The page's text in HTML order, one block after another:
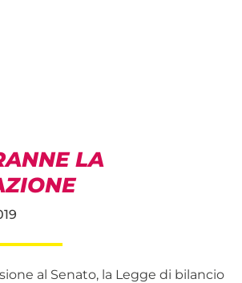
LA
al Senato, la Legge di bilancio